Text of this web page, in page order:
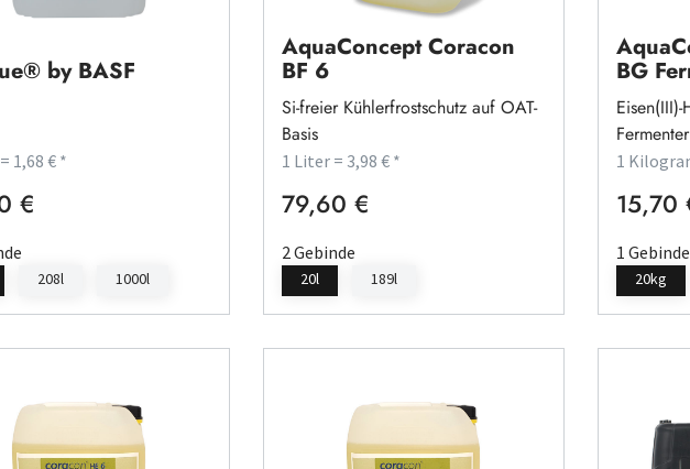
by BASF
1,68 € *
Preis:
€
208l 1000l
AquaConcept Coracon
BF 6
Si-freier Kühlerfrostschutz auf OAT-
Basis
1 Liter = 3,98 € *
Regulärer Preis:
79,60 €
2 Gebinde
20l 189l
BG
Fermenter
1
15,70
1 Gebinde
20kg